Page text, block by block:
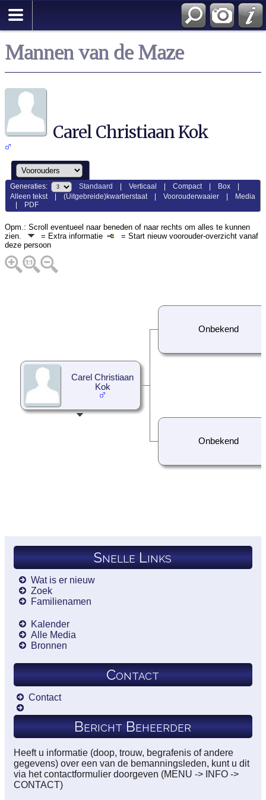
Mannen van de Maze
Carel Christiaan Kok
Generaties: Standaard |Verticaal |Compact| Box
Alleen tekst|(Uitgebreide)kwartierstaat|Voorouderwaaier
Media
PDF
Opm.: Scroll eventueel naar beneden of naar rechts om alles te kunnen
zien.
= Extra informatie
= Start nieuw voorouder-overzicht vanaf
deze persoon
Carel Christiaan
Kok
Onbekend
Onbekend
Snelle Links
Wat is er nieuw
Zoek
Familienamen
Kalender
Alle Media
Bronnen
Contact
Contact
Bericht Beheerder
Heeft u informatie (doop, trouw, begrafenis of andere
gegevens) over een van de bemanningsleden, kunt u dit
via het contactformulier doorgeven (MENU -> INFO ->
CONTACT)